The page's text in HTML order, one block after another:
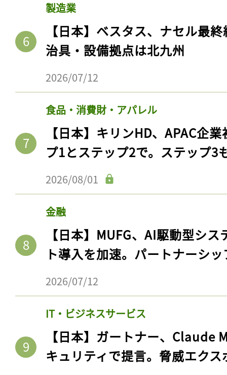
製造業
【日本】ベスタス、ナセル最
治具・設備拠点は北九州
2026/07/12
食品・消費財・アパレル
【日本】キリンHD、APAC企
プ1とステップ2で。ステップ3
2026/08/01
金融
【日本】MUFG、AI駆動型シ
ト導入を加速。パートナーシ
2026/07/12
IT・ビジネスサービス
【日本】ガートナー、Claude
キュリティで提言。脅威エク
記事をお気に入りに
ログインが必
ログイン
会員登録